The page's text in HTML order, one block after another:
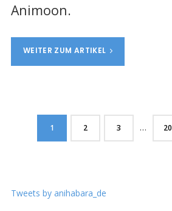
Animoon.
WEITER ZUM ARTIKEL
1 2 3 … 20
Tweets by anihabara_de